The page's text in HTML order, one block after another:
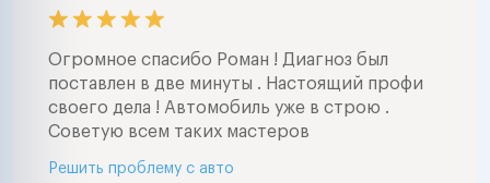
Огромное спасибо Роман ! Диагноз был
поставлен в две минуты . Настоящий профи
своего дела ! Автомобиль уже в строю .
Советую всем таких мастеров
Решить проблему с авто